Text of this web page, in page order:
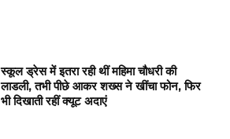
स्कूल ड्रेस में इतरा रही थीं महिमा चौधरी की
लाडली, तभी पीछे आकर शख्स ने खींचा फोन, फिर
भी दिखाती रहीं क्यूट अदाएं